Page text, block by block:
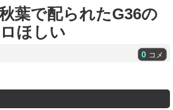
葉で配られたG36の
ほしい
0 コメ